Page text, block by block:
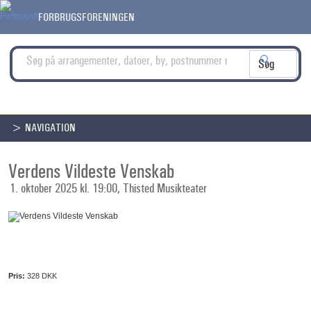
FORBRUGSFORENINGEN
> NAVIGATION
Verdens Vildeste Venskab
1. oktober 2025 kl. 19:00, Thisted Musikteater
Pris: 328 DKK